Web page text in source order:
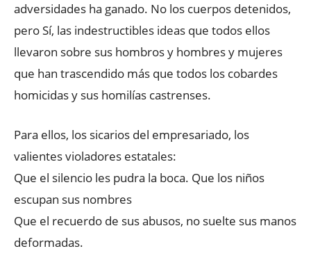
adversidades ha ganado. No los cuerpos detenidos,
pero Sí, las indestructibles ideas que todos ellos
llevaron sobre sus hombros y hombres y mujeres
que han trascendido más que todos los cobardes
homicidas y sus homilías castrenses.
Para ellos, los sicarios del empresariado, los
valientes violadores estatales:
Que el silencio les pudra la boca. Que los niños
escupan sus nombres
Que el recuerdo de sus abusos, no suelte sus manos
deformadas.